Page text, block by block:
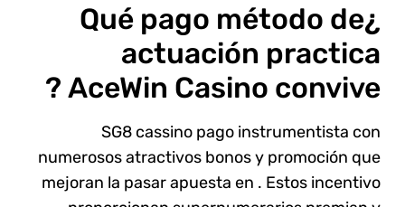
¿Qué pago método de
actuación practica
AceWin Casino convive ?
SG8 cassino pago instrumentista con
numerosos atractivos bonos y promoción que
mejoran la pasar apuesta en . Estos incentivo